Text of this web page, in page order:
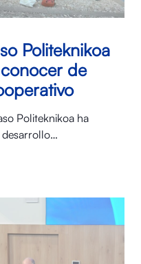
Politeknikoa
de
Politeknikoa ha